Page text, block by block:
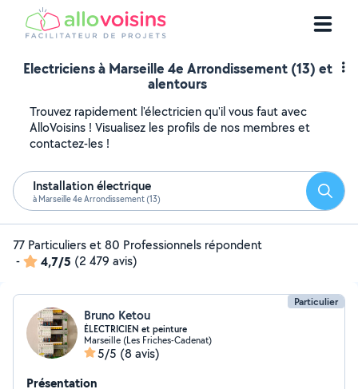
Electriciens à Marseille 4e Arrondissement (13) et
alentours
Trouvez rapidement l'électricien qu'il vous faut avec
AlloVoisins ! Visualisez les profils de nos membres et
contactez-les !
Installation électrique
à Marseille 4e Arrondissement (13)
77 Particuliers et 80 Professionnels répondent
-
4,7/5 (2 479 avis)
Particulier
Bruno Ketou
ÉLECTRICIEN et peinture
Marseille (Les Friches-Cadenat)
5/5 (8 avis)
Présentation